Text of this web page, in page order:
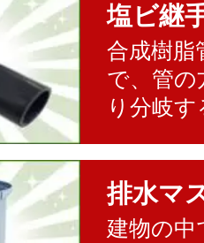
塩ビ継
合成樹脂
で、管の
り分岐
排水マ
建物の中